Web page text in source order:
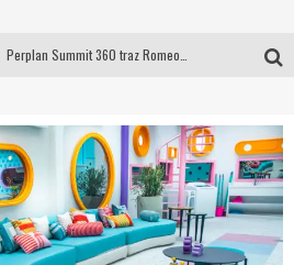
Uberlândia recebe estreia nacional de espetáculo inspirado em episódio marcante da vida de Friedrich Nietzsche
Agosto Dourado: apoio, informação e acolhimento fortalecem o sucesso da amamentação